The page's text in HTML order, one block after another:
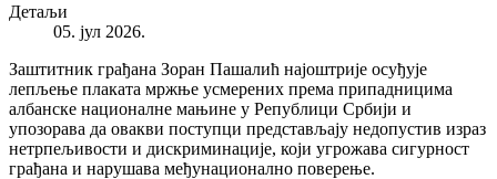
Детаљи
05. јул 2026.
Заштитник грађана Зоран Пашалић најоштрије осуђује
лепљење плаката мржње усмерених према припадницима
албанске националне мањине у Републици Србији и
упозорава да овакви поступци представљају недопустив израз
нетрпељивости и дискриминације, који угрожава сигурност
грађана и нарушава међунационално поверење.